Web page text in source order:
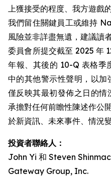
上獲接受的程度、我方遊戲
我們留住關鍵員工或維持
風險並非詳盡無遺，建議讀
委員會所提交截至 2025 年
年報、其後的 10-Q 表格季
中的其他警示性聲明，以加
僅反映其最初發佈之日的情
承擔對任何前瞻性陳述作公
於新資訊、未來事件、情況
投資者聯絡人：
John Yi 和 Steven
Gateway Group, Inc.